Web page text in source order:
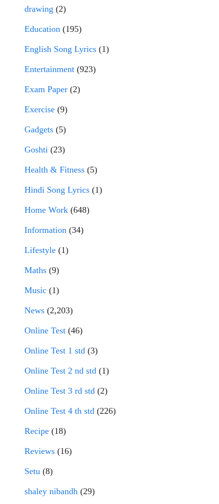
drawing (2)
Education (195)
English Song Lyrics (1)
Entertainment (923)
Exam Paper (2)
Exercise (9)
Gadgets (5)
Goshti (23)
Health & Fitness (5)
Hindi Song Lyrics (1)
Home Work (648)
Information (34)
Lifestyle (1)
Maths (9)
Music (1)
News (2,203)
Online Test (46)
Online Test 1 std (3)
Online Test 2 nd std (1)
Online Test 3 rd std (2)
Online Test 4 th std (226)
Recipe (18)
Reviews (16)
Setu (8)
shaley nibandh (29)